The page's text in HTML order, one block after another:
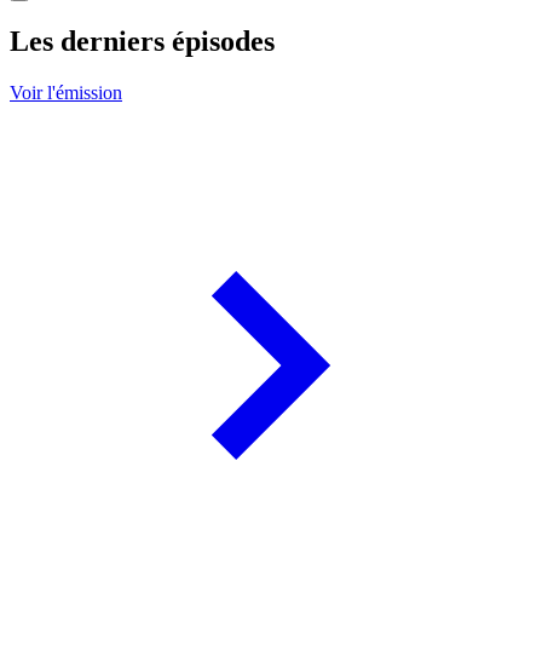
Les derniers épisodes
Voir l'émission